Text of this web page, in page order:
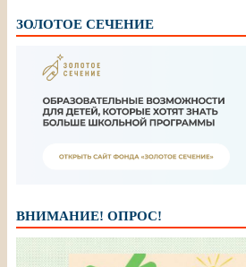
ЗОЛОТОЕ СЕЧЕНИЕ
ВНИМАНИЕ! ОПРОС!